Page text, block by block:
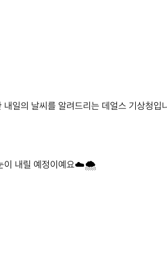
내일의 날씨를 알려드리는 데얼스 기상청
이 내릴 예정이예요☁️🌨️